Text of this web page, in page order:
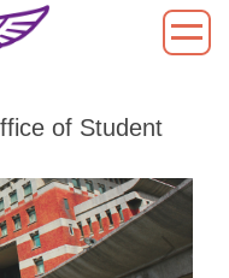
of Student